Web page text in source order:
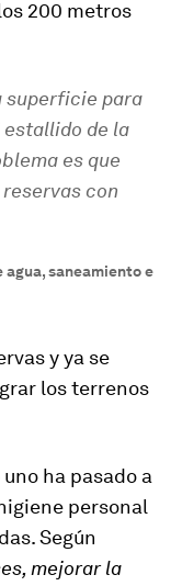
200 metros
superficie para
de la
es que
con
saneamiento e
y ya se
los terrenos
ha pasado a
personal
Según
mejorar la